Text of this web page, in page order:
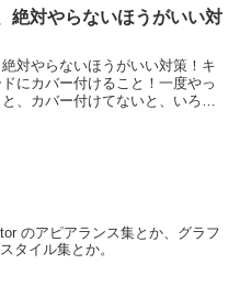
絶対やらないほうがいい対
対やらないほうがいい対策！キ
にカバー付けること！一度やっ
、カバー付けてないと、いろい
のアピアランス集とか、グラフ
タイル集とか。